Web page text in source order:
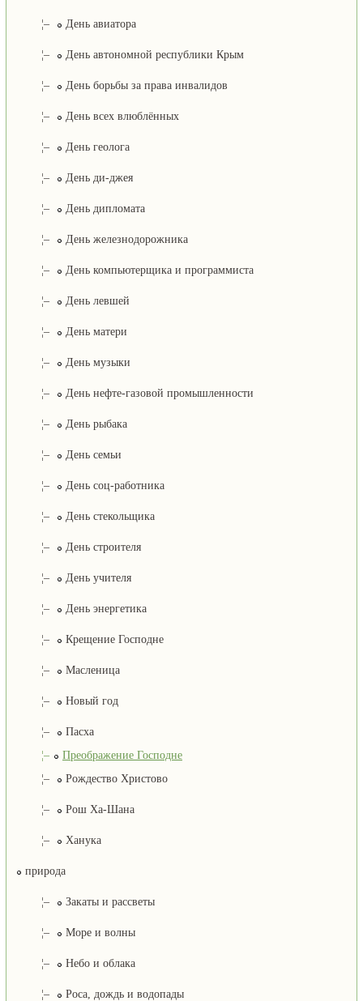
¦– День авиатора
¦– День автономной республики Крым
¦– День борьбы за права инвалидов
¦– День всех влюблённых
¦– День геолога
¦– День ди-джея
¦– День дипломата
¦– День железнодорожника
¦– День компьютерщика и программиста
¦– День левшей
¦– День матери
¦– День музыки
¦– День нефте-газовой промышленности
¦– День рыбака
¦– День семьи
¦– День соц-работника
¦– День стекольщика
¦– День строителя
¦– День учителя
¦– День энергетика
¦– Крещение Господне
¦– Масленица
¦– Новый год
¦–
Пасха
¦–
Преображение Господне
¦–
Рождество Христово
¦– Рош Ха-Шана
¦– Ханука
природа
¦– Закаты и рассветы
¦– Море и волны
¦– Небо и облака
¦– Роса, дождь и водопады